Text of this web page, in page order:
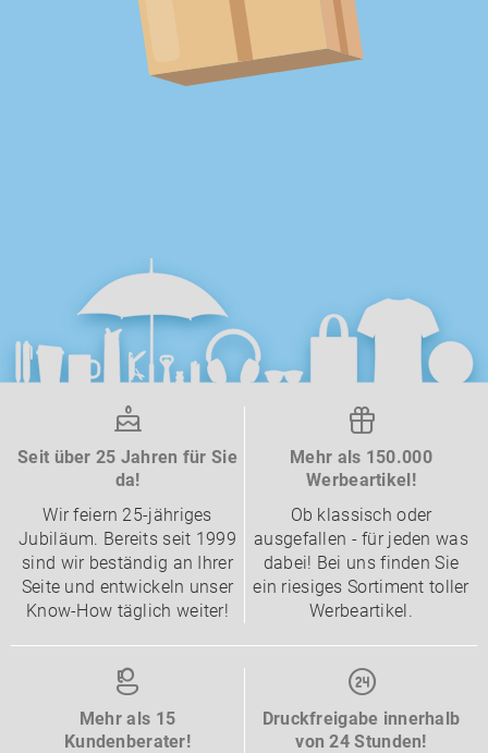
Seit über 25 Jahren für Sie
da!
Wir feiern 25-jähriges
Jubiläum. Bereits seit 1999
sind wir beständig an Ihrer
Seite und entwickeln unser
Know-How täglich weiter!
Mehr als 150.000
Werbeartikel!
Ob klassisch oder
ausgefallen - für jeden was
dabei! Bei uns finden Sie
ein riesiges Sortiment toller
Werbeartikel.
Mehr als 15
Kundenberater!
Druckfreigabe innerhalb
von 24 Stunden!